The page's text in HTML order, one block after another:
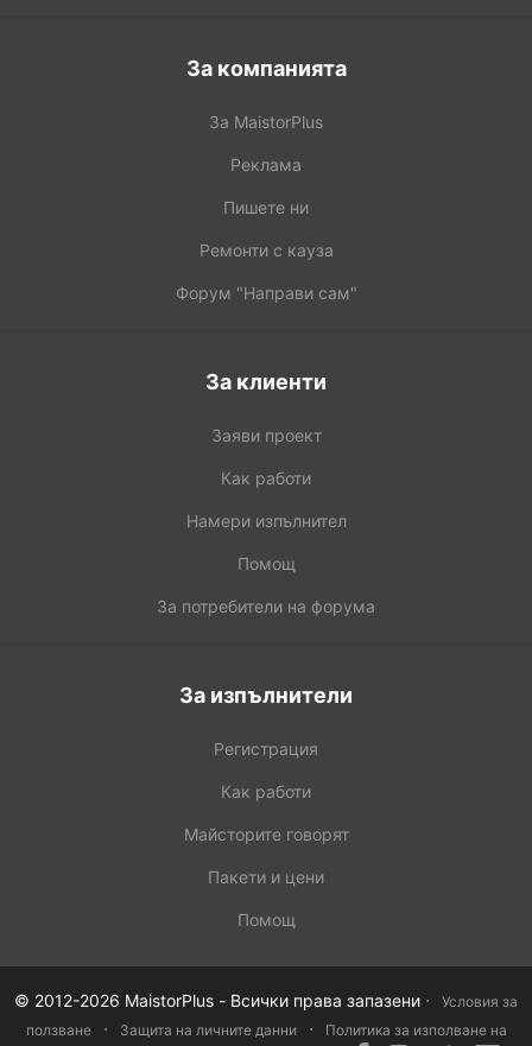
За компанията
За MaistorPlus
Реклама
Пишете ни
Ремонти с кауза
Форум "Направи сам"
За клиенти
Заяви проект
Как работи
Намери изпълнител
Помощ
За потребители на форума
За изпълнители
Регистрация
Как работи
Майсторите говорят
Пакети и цени
Помощ
© 2012-2026 MaistorPlus - Всички права запазени ·
Условия за
ползване
· Защита на личните данни · Политика за изполване на